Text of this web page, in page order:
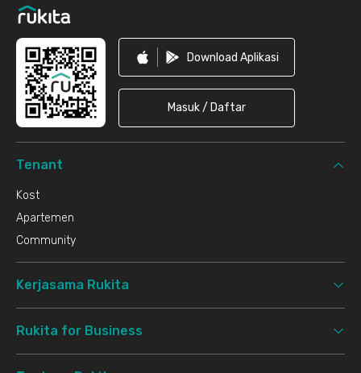
Download Aplikasi
Masuk / Daftar
Tenant
Kost
Apartemen
Community
Kerjasama Rukita
Rukita for Business